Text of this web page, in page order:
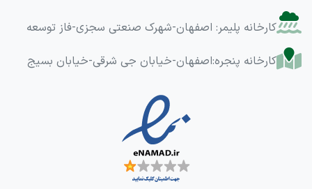
کارخانه پلیمر: اصفهان-شهرک صنعتی سجزی-فاز توسعه
کارخانه پنجره:اصفهان-خیابان جی شرقی-خیابان بسیج